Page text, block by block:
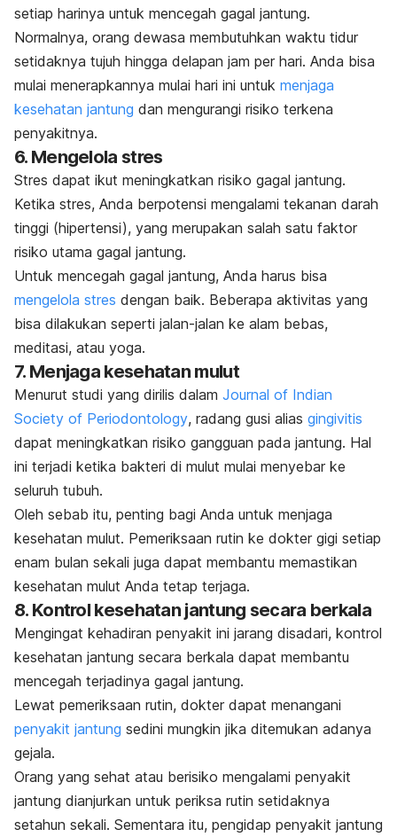
setiap harinya untuk mencegah gagal jantung.
Normalnya, orang dewasa membutuhkan waktu tidur
setidaknya tujuh hingga delapan jam per hari. Anda bisa
mulai menerapkannya mulai hari ini untuk menjaga
kesehatan jantung dan mengurangi risiko terkena
penyakitnya.
6. Mengelola stres
Stres dapat ikut meningkatkan risiko gagal jantung.
Ketika stres, Anda berpotensi mengalami tekanan darah
tinggi (hipertensi), yang merupakan salah satu faktor
risiko utama gagal jantung.
Untuk mencegah gagal jantung, Anda harus bisa
mengelola stres dengan baik. Beberapa aktivitas yang
bisa dilakukan seperti jalan-jalan ke alam bebas,
meditasi, atau yoga.
7. Menjaga kesehatan mulut
Menurut studi yang dirilis dalam Journal of Indian
Society of Periodontology, radang gusi alias gingivitis
dapat meningkatkan risiko gangguan pada jantung. Hal
ini terjadi ketika bakteri di mulut mulai menyebar ke
seluruh tubuh.
Oleh sebab itu, penting bagi Anda untuk menjaga
kesehatan mulut. Pemeriksaan rutin ke dokter gigi setiap
enam bulan sekali juga dapat membantu memastikan
kesehatan mulut Anda tetap terjaga.
8. Kontrol kesehatan jantung secara berkala
Mengingat kehadiran penyakit ini jarang disadari, kontrol
kesehatan jantung secara berkala dapat membantu
mencegah terjadinya gagal jantung.
Lewat pemeriksaan rutin, dokter dapat menangani
penyakit jantung sedini mungkin jika ditemukan adanya
gejala.
Orang yang sehat atau berisiko mengalami penyakit
jantung dianjurkan untuk periksa rutin setidaknya
setahun sekali. Sementara itu, pengidap penyakit jantung